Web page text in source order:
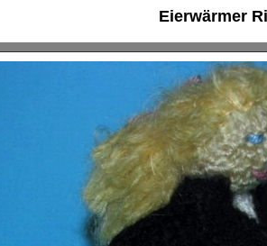
Eierwärmer